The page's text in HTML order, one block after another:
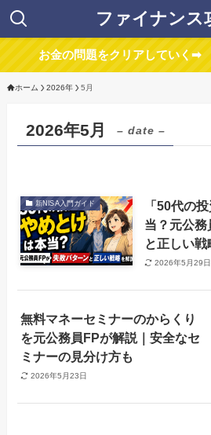
ファイナンス
お金の問題をクリアしていく➡
ホーム 2026年 5月
2026年5月 – date –
新NISA入門ガイド
「50代の
当？元公
と正しい
2026年5月29日
無料マネーセミナーのからくり
を元公務員FPが解説｜安全なセ
ミナーの見分け方も
2026年5月23日